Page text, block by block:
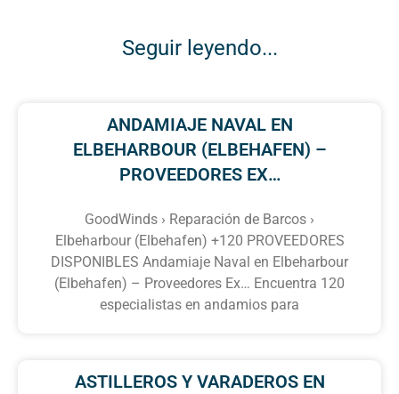
Seguir leyendo...
ANDAMIAJE NAVAL EN
ELBEHARBOUR (ELBEHAFEN) –
PROVEEDORES EX…
GoodWinds › Reparación de Barcos ›
Elbeharbour (Elbehafen) +120 PROVEEDORES
DISPONIBLES Andamiaje Naval en Elbeharbour
(Elbehafen) – Proveedores Ex… Encuentra 120
especialistas en andamios para
ASTILLEROS Y VARADEROS EN